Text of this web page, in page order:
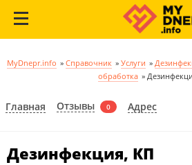
MyDnepr.info » Справочник » Услуги »
обработка »
Главная Отзывы 0 Адрес
Дезинфекция, КП